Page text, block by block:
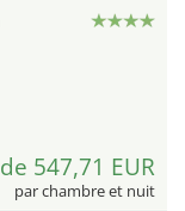
de 547,71 EUR
par chambre et nuit